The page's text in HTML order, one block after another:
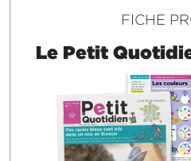
FICHE
Le Petit